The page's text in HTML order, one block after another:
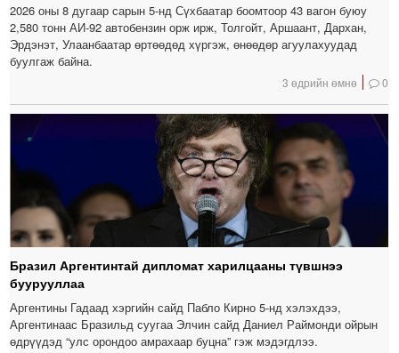
2026 оны 8 дугаар сарын 5-нд Сүхбаатар боомтоор 43 вагон буюу
2,580 тонн АИ-92 автобензин орж ирж, Толгойт, Аршаант, Дархан,
Эрдэнэт, Улаанбаатар өртөөдөд хүргэж, өнөөдөр агуулахуудад
буулгаж байна.
3 өдрийн өмнө 0
Бразил Аргентинтай дипломат харилцааны түвшнээ
буурууллаа
Аргентины Гадаад хэргийн сайд Пабло Кирно 5-нд хэлэхдээ,
Аргентинаас Бразильд суугаа Элчин сайд Даниел Раймонди ойрын
өдрүүдэд “улс орондоо амрахаар буцна” гэж мэдэгдлээ.